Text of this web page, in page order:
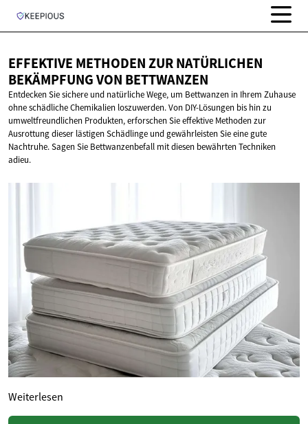
EFFEKTIVE METHODEN ZUR NATÜRLICHEN
BEKÄMPFUNGVON BETTWANZEN
Entdecken Sie sichere und natürliche Wege, um Bettwanzen in Ihrem Zuhause
ohne schädliche Chemikalien loszuwerden. Von DIY-Lösungen bis hin zu
umweltfreundlichen Produkten, erforschen Sie effektive Methoden zur
Ausrottung dieser lästigen Schädlinge und gewährleisten Sie eine gute
Nachtruhe. Sagen Sie Bettwanzenbefall mit diesen bewährten Techniken
adieu.
Weiterlesen